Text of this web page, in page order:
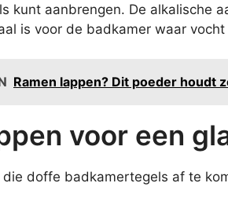
kunt aanbrengen. De alkalische
is voor de badkamer waar
Ramen lappen? Dit poeder houdt
voor een
die doffe badkamertegels af te